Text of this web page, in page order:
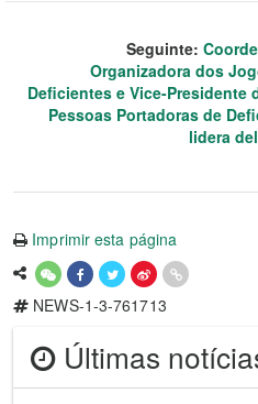
Seguinte:
Organizadora dos
Deficientes e Vice-Presidente
Pessoas Portadoras de
lidera
Imprimir esta página
NEWS-1-3-761713
Últimas